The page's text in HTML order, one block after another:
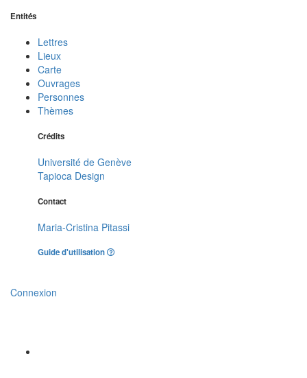
Entités
Lettres
Lieux
Carte
Ouvrages
Personnes
Thèmes
Crédits
Université de Genève
Tapioca Design
Contact
Maria-Cristina Pitassi
Guide d'utilisation
Connexion